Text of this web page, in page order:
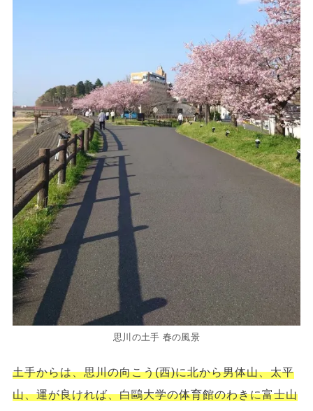
思川の土手 春の風景
土手からは、思川の向こう(西)に北から男体山、太平
山、運が良ければ、白鷗大学の体育館のわきに富士山